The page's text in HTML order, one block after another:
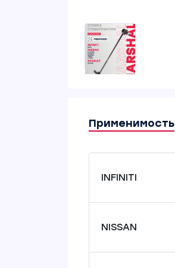
Применимость
INFINITI
NISSAN